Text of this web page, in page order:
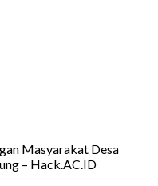
Masyarakat Desa
– Hack.AC.ID